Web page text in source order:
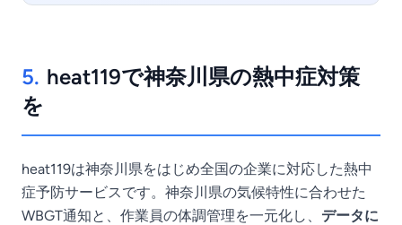
5. heat119で神奈川県の熱中症対策
を
heat119は神奈川県をはじめ全国の企業に対応した熱中
症予防サービスです。神奈川県の気候特性に合わせた
WBGT通知と、作業員の体調管理を一元化し、 データに